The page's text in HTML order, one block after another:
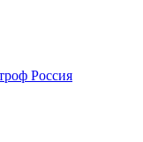
Россия